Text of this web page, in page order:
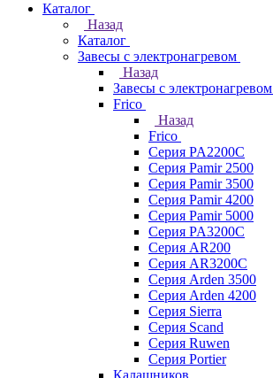
Каталог
Назад
Каталог
Завесы с электронагревом
Назад
Завесы с электронагревом
Frico
Назад
Frico
Серия PA2200C
Серия Pamir 2500
Серия Pamir 3500
Серия Pamir 4200
Серия Pamir 5000
Серия PA3200C
Серия AR200
Серия AR3200C
Серия Arden 3500
Серия Arden 4200
Серия Sierra
Серия Scand
Серия Ruwen
Серия Portier
Калашников